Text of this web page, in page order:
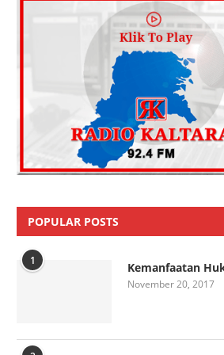
POPULAR POSTS
1 Kemanfaatan
November 20, 2017